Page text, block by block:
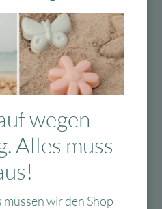
einem Fachmann
um eine
sichere Montage zu
wegen
Alles muss
wir den Shop